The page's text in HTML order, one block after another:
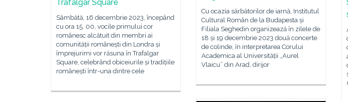
Trafalgar Square
Sâmbătă, 16 decembrie 2023, începând
cu ora 15. 00, vocile primului cor
românesc alcătuit din membri ai
comunității românești din Londra și
împrejurimi vor răsuna în Trafalgar
Square, celebrând obiceiurile și tradițiile
românești într-una dintre cele
Cu ocazia sărbătorilor de iarnă, Institutul
Cultural Român de la Budapesta și
Filiala Seghedin organizează în zilele de
18 și 19 decembrie 2023 două concerte
de colinde, în interpretarea Corului
Academica al Universității „Aurel
Vlaicu” din Arad, dirijor